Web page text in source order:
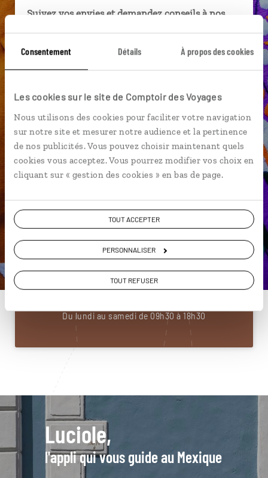
Consentement Détails À propos des cookies
Les cookies sur le site de Comptoir des Voyages
Nous utilisons des cookies pour faciliter votre navigation
sur notre site et mesurer notre audience et la pertinence
de nos publicités. Vous pouvez choisir maintenant quels
cookies vous acceptez. Vous pourrez modifier vos choix en
cliquant sur « gestion des cookies » en bas de page.
TOUT ACCEPTER
PERSONNALISER
TOUT REFUSER
Suivez vos envies et demandez conseils à nos
Ils sauront organiser votre itinéraire au plus
près de vos envies et de la réalité du pays.
connectés en agence, mais aussi par email ou
téléphone.
Vous gardez le même interlocuteur avant,
pendant et après votre voyage.
DEMANDER UN DEVIS
ou
Construisez votre voyage avec un spécialiste Mexique
01 86 95 65 36
Du lundi au samedi de 09h30 à 18h30
Luciole,
l'appli qui vous guide au Mexique